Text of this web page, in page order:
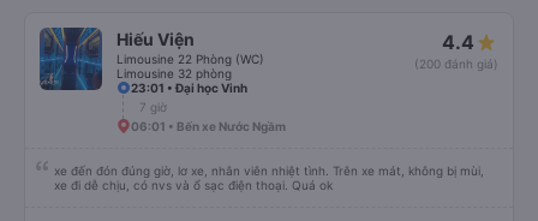
Hiếu Viện
Limousine 22 Phòng (WC)
Limousine 32 phòng
4.4
(200 đánh giá)
23:01 • Đại học Vinh
7 giờ
06:01 • Bến xe Nước Ngầm
xe đến đón đúng giờ, lơ xe, nhân viên nhiệt tình. Trên xe mát, không bị mùi,
xe đi dễ chịu, có nvs và ổ sạc điện thoại. Quá ok